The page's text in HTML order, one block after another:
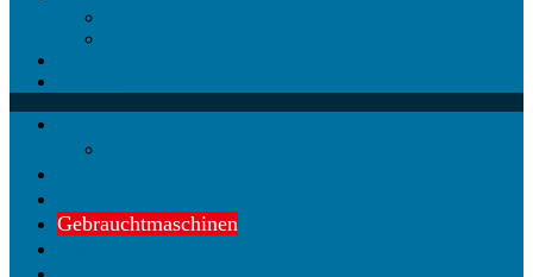
Gebrauchtmaschinen